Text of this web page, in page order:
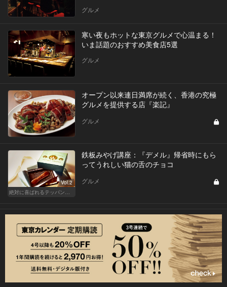
グルメ
寒い夜もホットな東京グルメで心温まる！
いま話題のおすすめ美食店5選
グルメ
オープン以来連日満席が続く、香港の究極
グルメを提供する店『楽記』
グルメ
Vol.2
絶対に喜ばれるテッパン手土産
鉄板みやげ講座：『デメル』帰省時にもら
ってうれしい猫の舌のチョコ
グルメ